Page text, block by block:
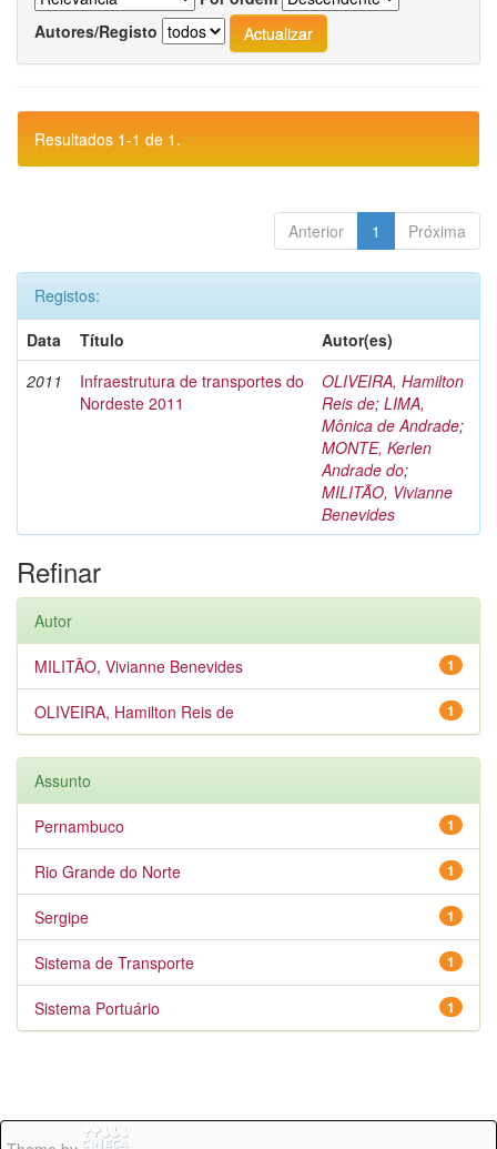
Autores/Registo
Resultados 1-1 de 1.
Anterior 1 Próxima
Registos:
Data
Título
Autor(es)
2011
Infraestrutura de transportes do
Nordeste 2011
OLIVEIRA, Hamilton
Reis de; LIMA,
Mônica de Andrade;
MONTE, Kerlen
Andrade do;
MILITÃO, Vivianne
Benevides
Refinar
Autor
1
MILITÃO, Vivianne Benevides
1
OLIVEIRA, Hamilton Reis de
Assunto
1
Pernambuco
1
Rio Grande do Norte
1
Sergipe
1
Sistema de Transporte
1
Sistema Portuário